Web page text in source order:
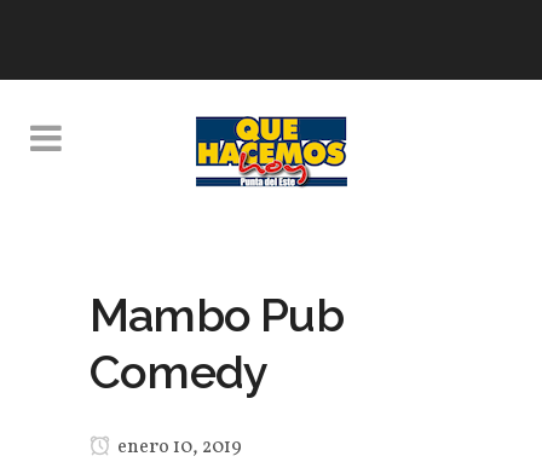
Mambo Pub
Comedy
enero 10, 2019